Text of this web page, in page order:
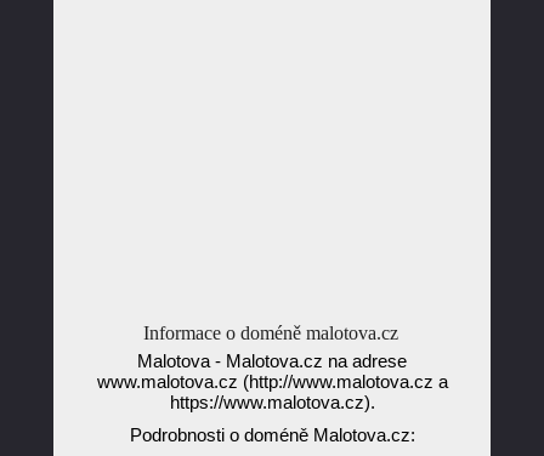
Informace o doméně malotova.cz
Malotova - Malotova.cz na adrese
www.malotova.cz (http://www.malotova.cz a
https://www.malotova.cz).
Podrobnosti o doméně Malotova.cz: